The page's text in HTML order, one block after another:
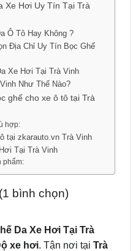
Xe Hơi Uy Tín Tại Trà
Ô Tô Hay Không ?
Địa Chỉ Uy Tín Bọc Ghế
Xe Hơi Tại Trà Vinh
Như Thế Nào?
ghế cho xe ô tô tại Trà
hợp:
tại zkarauto.vn Trà Vinh
Tại Trà Vinh
phẩm:
bình chọn)
Da Xe Hơi Tại Trà
xe hơi. Tận nơi tại Trà